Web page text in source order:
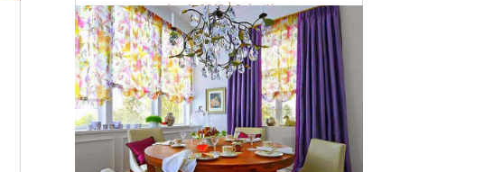
márc 4, 2018|Színvilág